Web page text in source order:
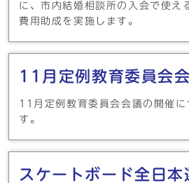
に、市内結婚相談所の入会で使え
費用助成を実施します。
11月定例教育委員会
11月定例教育委員会会議の開催に
す。
スケートボード全日本